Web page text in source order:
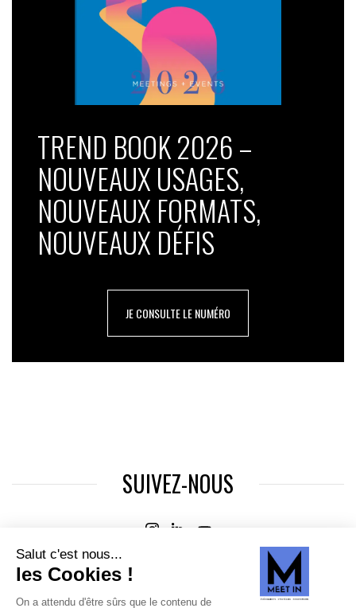
TREND BOOK 2026 –
NOUVEAUX USAGES,
NOUVEAUX FORMATS,
NOUVEAUX DÉFIS
JE CONSULTE LE NUMÉRO
SUIVEZ-NOUS